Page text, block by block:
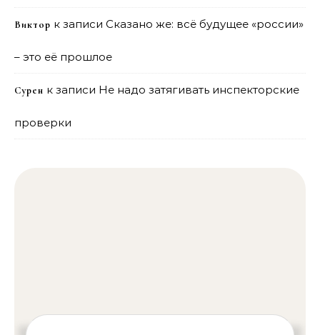
Виктор к записи Сказано же: всё будущее «россии»
– это её прошлое
Сурен к записи Не надо затягивать инспекторские
проверки